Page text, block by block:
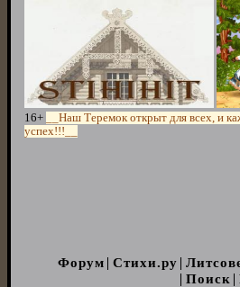
16+
__Наш Теремок открыт для всех, и
успех!!!__
Форум Стихи.ру
Поиск